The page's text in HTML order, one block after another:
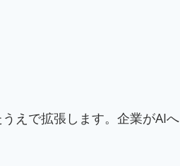
えで拡張します。企業がAIへ